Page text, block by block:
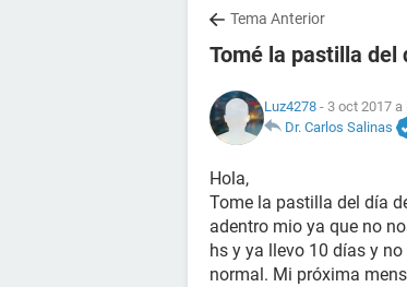
Tema Anterior
Tomé la pastilla del
Luz4278 - 3 oct 2017 a
Dr. Carlos Salinas
Hola,
Tome la pastilla del día
adentro mio ya que no
hs y ya llevo 10 días y
normal. Mi próxima